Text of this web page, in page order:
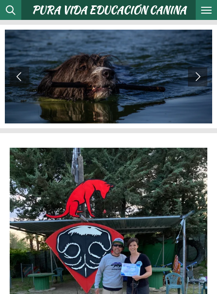
Ir
al
contenido
principal
PURA VIDAEDUCACIÓN CANINA